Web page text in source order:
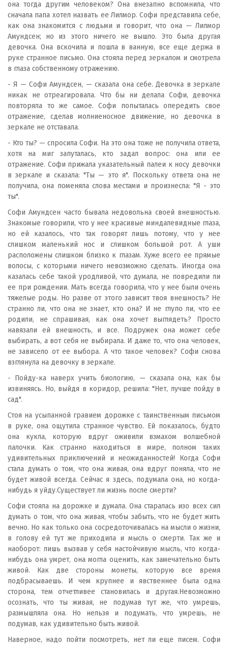
она тогда другим человеком? Она внезапно вспомнила, что
сначала папа хотел назвать ее Лилмор. Софи представила себе,
как она знакомится с людьми и говорит, что она — Лилмор
Амундсен; но из этого ничего не вышло. Это была другая
девочка. Она вскочила и пошла в ванную, все еще держа в
руке странное письмо. Она стояла перед зеркалом и смотрела
в глаза собственному отражению.
- Я — Софи Амундсен, — сказала она себе. Девочка в зеркале
никак не отреагировала. Что бы ни делала Софи, девочка
повторяла то же самое. Софи попыталась опередить свое
отражение, сделав молниеносное движение, но девочка в
зеркале не отставала.
- Кто ты? — спросила Софи. На это она тоже не получила ответа,
хотя на миг запуталась, кто задал вопрос: она или ее
отражение. Софи прижала указательный палеи к носу девочки
в зеркале и сказала: "Ты — это я". Поскольку ответа она не
получила, она поменяла слова местами и произнесла: "Я - это
ты".
Софи Амундсен часто бывала недовольна своей внешностью.
Знакомые говорили, что у нее красивые миндалевидные глаза,
но ей казалось, что так говорят лишь потому, что у нее
слишком маленький нос и слишком большой рот. А уши
расположены слишком близко к глазам. Хуже всего ее прямые
волосы, с которыми ничего невозможно сделать. Иногда она
казалась себе такой уродливой, что думала, не повредили ли
ее при рождении. Мать всегда говорила, что у нее были очень
тяжелые роды. Но разве от этого зависит твоя внешность? Не
странно ли, что она не знает, кто она? И не глупо ли, что ее
родили, не спрашивая, как она хочет выглядеть? Просто
навязали ей внешность, и все. Подружек она может себе
выбирать, а вот себя не выбирала. И даже то, что она человек,
не зависело от ее выбора. А что такое человек? Софи снова
взглянула на девочку в зеркале.
- Пойду-ка наверх учить биологию, — сказала она, как бы
извиняясь. Но, выйдя в коридор, решила: "Нет, лучше пойду в
сад".
Стоя на усыпанной гравием дорожке с таинственным письмом
в руке, она ощутила странное чувство. Ей показалось, будто
она кукла, которую вдруг оживили взмахом волшебной
палочки. Как странно находиться в мире, полном таких
удивительных приключений и неожиданностей! Когда Софи
стала думать о том, что она живая, она вдруг поняла, что не
будет живой всегда. Сейчас я здесь, подумала она, но когда-
нибудь я уйду.Существует ли жизнь после смерти?
Софи стояла на дорожке и думала. Она старалась изо всех сил
думать о том, что она живая, чтобы забыть, что не будет жить
вечно. Но как только она сосредоточивалась на мысли о жизни,
в голову ей тут же приходила и мысль о смерти. Так же и
наоборот: лишь вызвав у себя настойчивую мысль, что когда-
нибудь она умрет, она могла оценить, как замечательно быть
живой. Как две стороны монеты, которую все время
подбрасываешь. И чем крупнее и явственнее была одна
сторона, тем отчетливее становилась и другая.Невозможно
осознать, что ты живая, не подумав тут же, что умрешь,
размышляла она. Но нельзя и подумать, что умрешь, не
подумав, как удивительно быть живой.
Наверное, надо пойти посмотреть, нет ли еще писем. Софи